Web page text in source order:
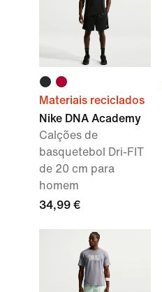
Materiais reciclados
Nike DNA Academy
Calções de
basquetebol Dri-FIT
de 20 cm para
homem
34,99 €